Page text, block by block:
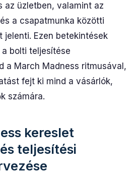
az üzletben, valamint az
a csapatmunka közötti
jelenti. Ezen betekintések
bolti teljesítése
a March Madness ritmusával,
fejt ki mind a vásárlók,
számára.
kereslet
teljesítési